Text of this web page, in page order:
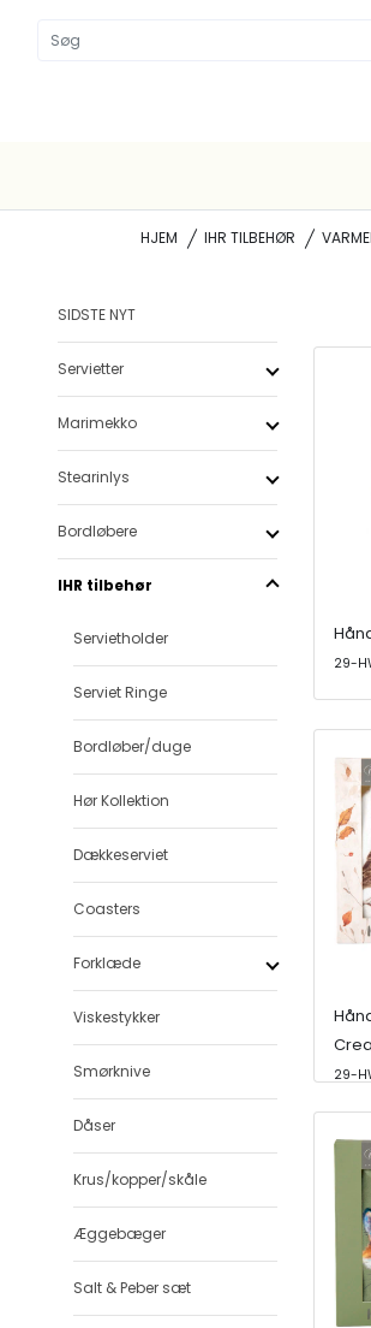
HJEM IHR TILBEHØR
SIDSTE NYT
Servietter
Marimekko
Stearinlys
Bordløbere
IHR tilbehør
Servietholder
Serviet Ringe
Bordløber/duge
Hør Kollektion
Dækkeserviet
Coasters
Forklæde
Viskestykker
Smørknive
Dåser
Krus/kopper/skåle
Æggebæger
Salt & Peber sæt
29-
29-